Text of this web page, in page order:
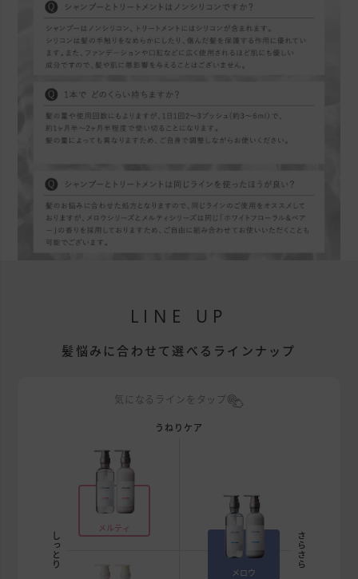
LINE UP
髪悩みに合わせて選べるラインナップ
気になるラインをタップ
うねりケア
しっとり さらさら
メルティ
メロウ